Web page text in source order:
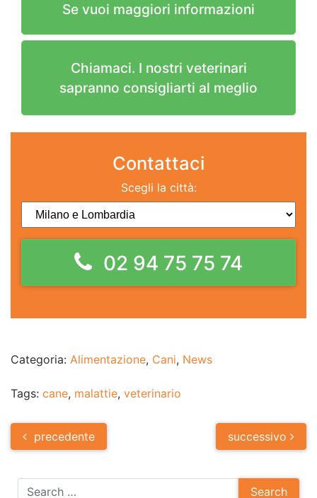
Se vuoi maggiori informazioni
Chiamaci. I nostri veterinari
sapranno consigliarti al meglio
Contattaci
Scegli la città:
02 94 75 75 74
Categoria: Alimentazione, Cani, News
Tags: cane, malattie, veterinario
Post
navigation
precedente successivo